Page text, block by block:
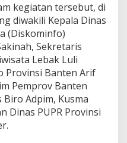
kegiatan tersebut, di
diwakili Kepala Dinas
(Diskominfo)
Sekretaris
Lebak Luli
Provinsi Banten Arif
Pemprov Banten
Adpim, Kusma
Dinas PUPR Provinsi